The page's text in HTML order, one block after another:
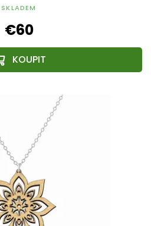
SKLADEM
€60